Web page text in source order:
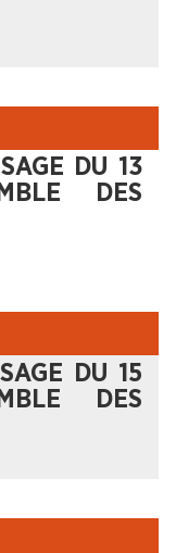
DU 13
DES
DU 15
DES